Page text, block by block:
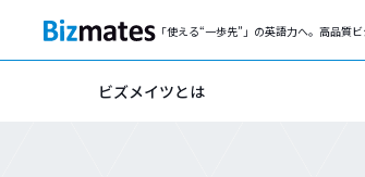
「使える“一歩先”」の英語力へ。高品質
ビズメイツとは